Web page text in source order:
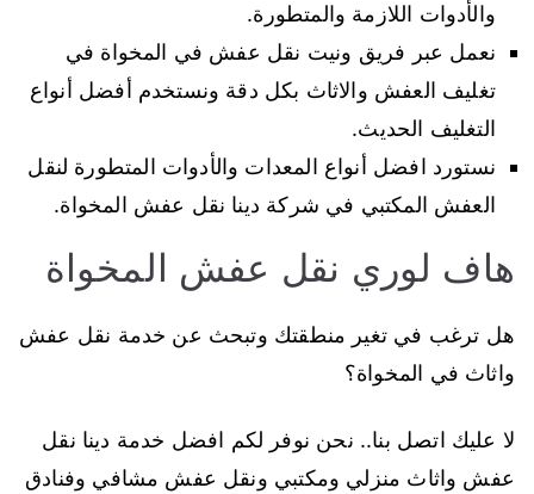
والأدوات اللازمة والمتطورة.
نعمل عبر فريق ونيت نقل عفش في المخواة في
تغليف العفش والاثاث بكل دقة ونستخدم أفضل أنواع
التغليف الحديث.
نستورد افضل أنواع المعدات والأدوات المتطورة لنقل
العفش المكتبي في شركة دينا نقل عفش المخواة.
هاف لوري نقل عفش المخواة
هل ترغب في تغير منطقتك وتبحث عن خدمة نقل عفش
واثاث في المخواة؟
لا عليك اتصل بنا.. نحن نوفر لكم افضل خدمة دينا نقل
عفش واثاث منزلي ومكتبي ونقل عفش مشافي وفنادق